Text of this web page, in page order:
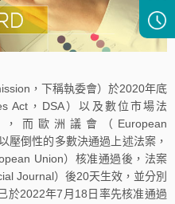
，下稱執委會）於2020年底
Act，DSA）以及數位市場法
，而歐洲議會（European
壓倒性的多數決通過上述法案，
Union）核准通過後，法案
Journal）後20天生效，並分別
於2022年7月18日率先核准通過